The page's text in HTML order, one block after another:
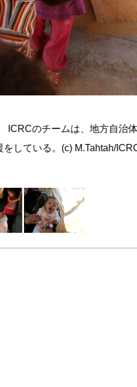
ICRCのチームは、地方自治
している。(c) M.Tahtah/